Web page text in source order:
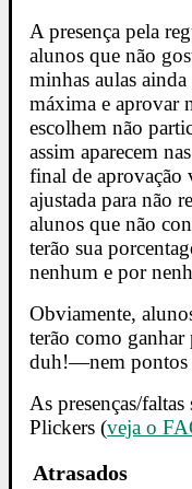
A presença pela
alunos que não
minhas aulas
máxima e aprovar
escolhem não
assim aparecem
final de aprovação
ajustada para não
alunos que não
terão sua
nenhum e por
Obviamente,
terão como
duh!—nem pontos
As presenças/faltas
Plickers (veja o
Atrasados